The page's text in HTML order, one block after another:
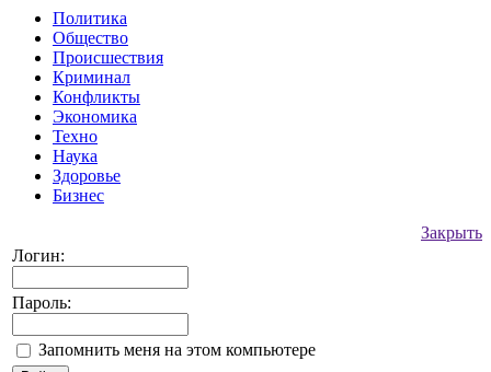
Политика
Общество
Происшествия
Криминал
Конфликты
Экономика
Техно
Наука
Здоровье
Бизнес
Закрыть
Логин:
Пароль:
Запомнить меня на этом компьютере